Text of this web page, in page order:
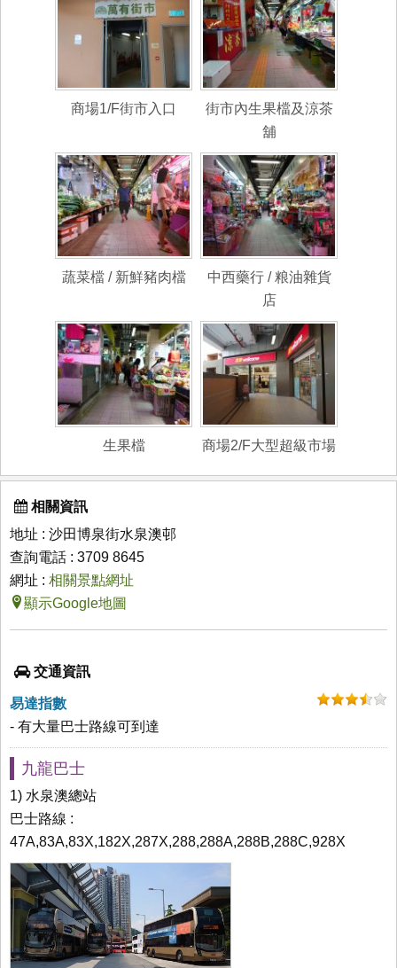
商場1/F街市入口
街市內生果檔及涼茶
舖
蔬菜檔 / 新鮮豬肉檔
中西藥行 / 粮油雜貨
店
生果檔 商場2/F大型超級市場
相關資訊
地址 : 沙田博泉街水泉澳邨
查詢電話 : 3709 8645
網址 : 相關景點網址
顯示Google地圖
交通資訊
易達指數
- 有大量巴士路線可到達
九龍巴士
1) 水泉澳總站
巴士路線 :
47A,83A,83X,182X,287X,288,288A,288B,288C,928X